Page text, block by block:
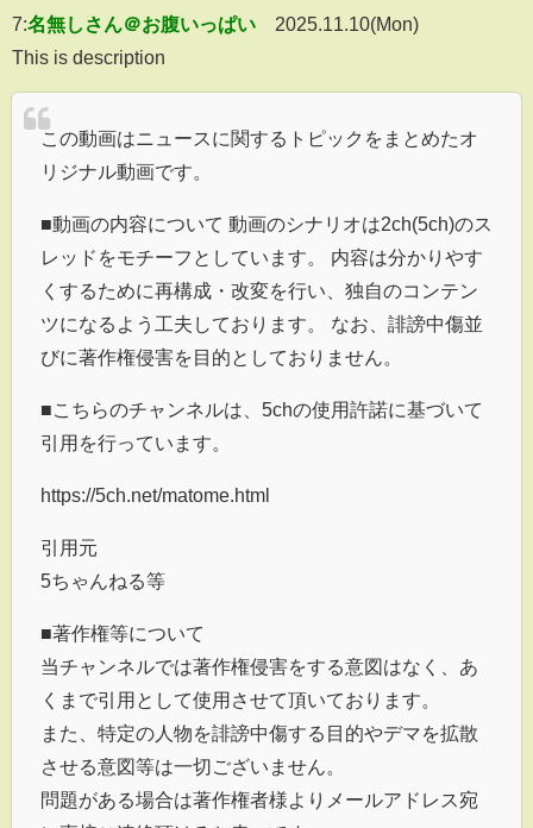
7:名無しさん＠お腹いっぱい
2025.11.10(Mon)
This is description
この動画はニュースに関するトピックをまとめたオ
リジナル動画です。
■動画の内容について 動画のシナリオは2ch(5ch)のス
レッドをモチーフとしています。 内容は分かりやす
くするために再構成・改変を行い、独自のコンテン
ツになるよう工夫しております。 なお、誹謗中傷並
びに著作権侵害を目的としておりません。
■こちらのチャンネルは、5chの使用許諾に基づいて
引用を行っています。
https://5ch.net/matome.html
引用元
5ちゃんねる等
■著作権等について
当チャンネルでは著作権侵害をする意図はなく、あ
くまで引用として使用させて頂いております。
また、特定の人物を誹謗中傷する目的やデマを拡散
させる意図等は一切ございません。
問題がある場合は著作権者様よりメールアドレス宛